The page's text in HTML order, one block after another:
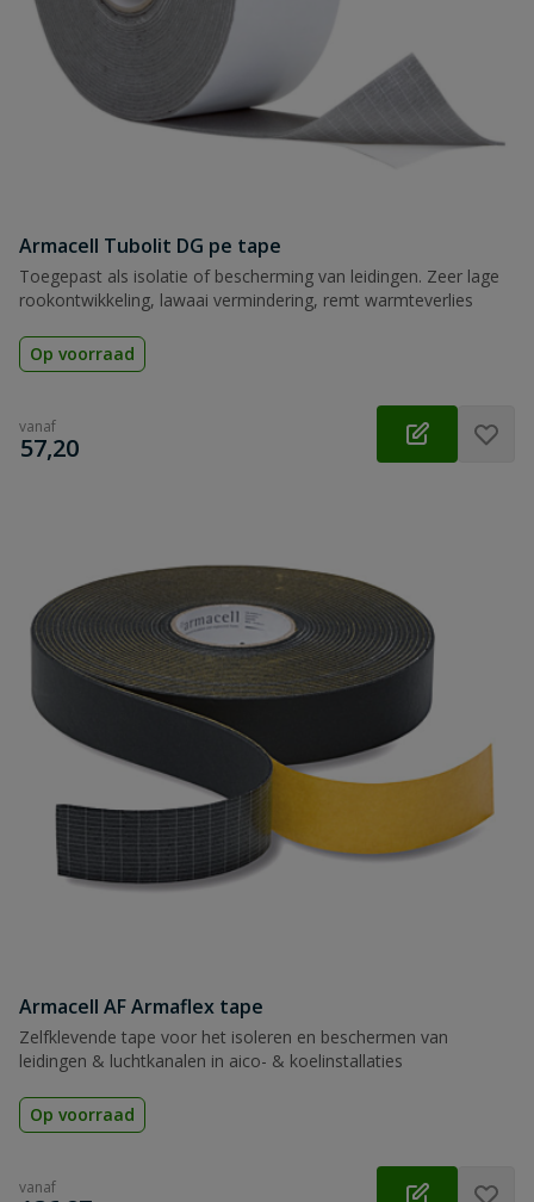
Armacell Tubolit DG pe tape
Toegepast als isolatie of bescherming van leidingen. Zeer lage
rookontwikkeling, lawaai vermindering, remt warmteverlies
Op voorraad
vanaf
€
57,20
Armacell AF Armaflex tape
Zelfklevende tape voor het isoleren en beschermen van
leidingen & luchtkanalen in aico- & koelinstallaties
Op voorraad
vanaf